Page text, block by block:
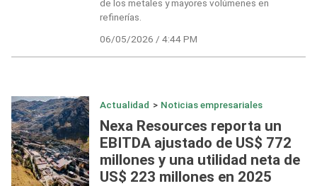
de los metales y mayores volúmenes en
refinerías.
06/05/2026 / 4:44 PM
Actualidad > Noticias empresariales
Nexa Resources reporta un
EBITDA ajustado de US$ 772
millones y una utilidad neta de
US$ 223 millones en 2025